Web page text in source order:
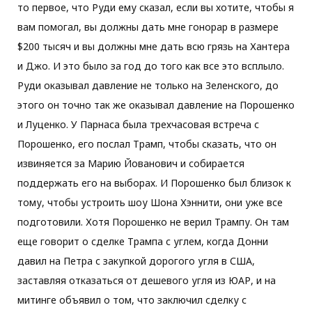
то первое, что Руди ему сказал, если вы хотите, чтобы я
вам помогал, вы должны дать мне гонорар в размере
$200 тысяч и вы должны мне дать всю грязь на Хантера
и Джо. И это было за год до того как все это всплыло.
Руди оказывал давление не только на Зеленского, до
этого он точно так же оказывал давление на Порошенко
и Луценко. У Парнаса была трехчасовая встреча с
Порошенко, его послал Трамп, чтобы сказать, что он
извиняется за Марию Йованович и собирается
поддержать его на выборах. И Порошенко был близок к
тому, чтобы устроить шоу Шона Хэннити, они уже все
подготовили. Хотя Порошенко не верил Трампу. Он там
еще говорит о сделке Трампа с углем, когда Донни
давил на Петра с закупкой дорогого угля в США,
заставляя отказаться от дешевого угля из ЮАР, и на
митинге объявил о том, что заключил сделку с